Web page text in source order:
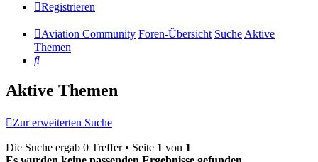
Registrieren
Aviation Community Foren-Übersicht SucheAktive
Themen
Suche
Aktive Themen
Zur erweiterten Suche
Die Suche ergab 0 Treffer • Seite 1 von 1